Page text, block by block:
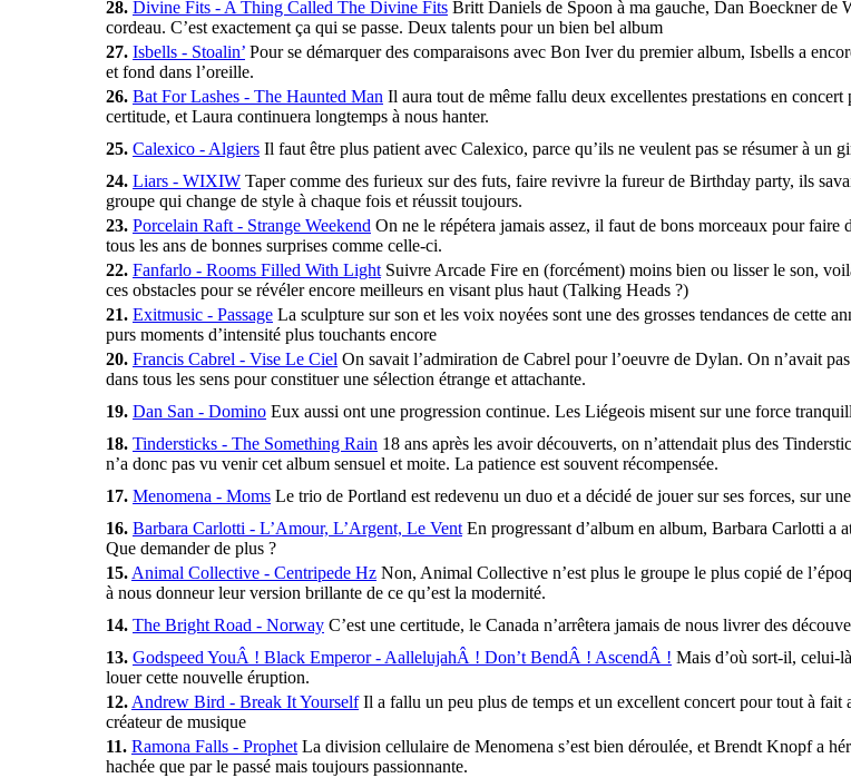
28. Divine Fits - A Thing Called The Divine Fits Britt Daniels de Spoon à ma gauche, Dan Boeckner de
cordeau. C’est exactement ça qui se passe. Deux talents pour un bien bel album
27. Isbells - Stoalin’ Pour se démarquer des comparaisons avec Bon Iver du premier album, Isbells a
et fond dans l’oreille.
26. Bat For Lashes - The Haunted Man Il aura tout de même fallu deux excellentes prestations en concert
certitude, et Laura continuera longtemps à nous hanter.
25. Calexico - Algiers Il faut être plus patient avec Calexico, parce qu’ils ne veulent pas se résumer à
24. Liars - WIXIW Taper comme des furieux sur des futs, faire revivre la fureur de Birthday party, ils
groupe qui change de style à chaque fois et réussit toujours.
23. Porcelain Raft - Strange Weekend On ne le répétera jamais assez, il faut de bons morceaux pour
tous les ans de bonnes surprises comme celle-ci.
22. Fanfarlo - Rooms Filled With Light Suivre Arcade Fire en (forcément) moins bien ou lisser le son,
ces obstacles pour se révéler encore meilleurs en visant plus haut (Talking Heads ?)
21. Exitmusic - Passage La sculpture sur son et les voix noyées sont une des grosses tendances de cette
purs moments d’intensité plus touchants encore
20. Francis Cabrel - Vise Le Ciel On savait l’admiration de Cabrel pour l’oeuvre de Dylan. On n’avait
dans tous les sens pour constituer une sélection étrange et attachante.
19. Dan San - Domino Eux aussi ont une progression continue. Les Liégeois misent sur une force
18. Tindersticks - The Something Rain 18 ans après les avoir découverts, on n’attendait plus des
n’a donc pas vu venir cet album sensuel et moite. La patience est souvent récompensée.
17. Menomena - Moms Le trio de Portland est redevenu un duo et a décidé de jouer sur ses forces, sur
16. Barbara Carlotti - L’Amour, L’Argent, Le Vent En progressant d’album en album, Barbara Carlotti a
Que demander de plus ?
15. Animal Collective - Centripede Hz Non, Animal Collective n’est plus le groupe le plus copié de
à nous donneur leur version brillante de ce qu’est la modernité.
14. The Bright Road - Norway C’est une certitude, le Canada n’arrêtera jamais de nous livrer des
13. Godspeed YouÂ ! Black Emperor - AallelujahÂ ! Don’t BendÂ ! AscendÂ ! Mais d’où sort-il, celui-
louer cette nouvelle éruption.
12. Andrew Bird - Break It YourselfIl a fallu un peu plus de temps et un excellent concert pour tout à
créateur de musique
11. Ramona Falls - Prophet La division cellulaire de Menomena s’est bien déroulée, et Brendt Knopf a
hachée que par le passé mais toujours passionnante.